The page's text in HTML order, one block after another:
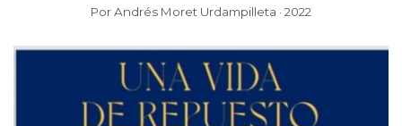
Por Andrés Moret Urdampilleta · 2022